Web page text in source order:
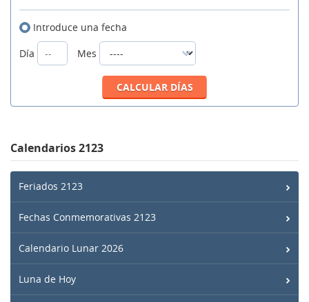
Introduce una fecha
Día
Mes
Calendarios 2123
Feriados 2123
Fechas Conmemorativas 2123
Calendario Lunar 2026
Luna de Hoy